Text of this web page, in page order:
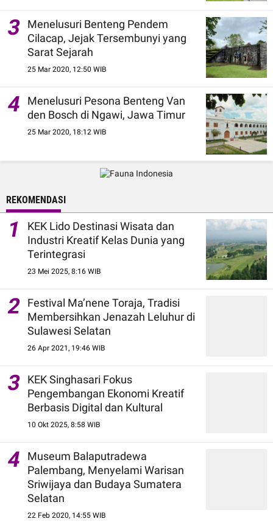
3
Menelusuri Benteng Pendem
Cilacap, Jejak Tersembunyi yang
Sarat Sejarah
25 Mar 2020, 12:50 WIB
4
Menelusuri Pesona Benteng Van
den Bosch di Ngawi, Jawa Timur
25 Mar 2020, 18:12 WIB
REKOMENDASI
1
KEK Lido Destinasi Wisata dan
Industri Kreatif Kelas Dunia yang
Terintegrasi
23 Mei 2025, 8:16 WIB
2
Festival Ma’nene Toraja, Tradisi
Membersihkan Jenazah Leluhur di
Sulawesi Selatan
26 Apr 2021, 19:46 WIB
3
KEK Singhasari Fokus
Pengembangan Ekonomi Kreatif
Berbasis Digital dan Kultural
10 Okt 2025, 8:58 WIB
4
Museum Balaputradewa
Palembang, Menyelami Warisan
Sriwijaya dan Budaya Sumatera
Selatan
22 Feb 2020, 14:55 WIB